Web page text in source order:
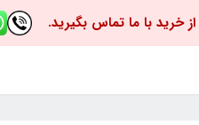
خرید با ما تماس بگیرید.